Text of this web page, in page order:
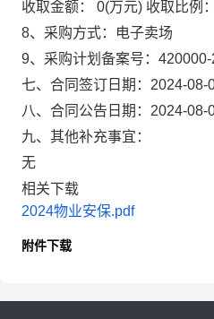
收取金额：
0(万元) 收取比例：
8、采购方式：
电子卖场
9、采购计划备案号：
七、合同签订日期： 2024-08-
八、合同公告日期： 2024-08-
九、其他补充事宜：
无
相关下载
2024物业安保.pdf
附件下载